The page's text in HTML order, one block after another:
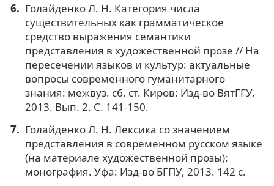
Голайденко Л. Н. Категория числа
существительных как грамматическое
средство выражения семантики
представления в художественной прозе // На
пересечении языков и культур: актуальные
вопросы современного гуманитарного
знания: межвуз. сб. ст. Киров: Изд-во ВятГГУ,
2013. Вып. 2. С. 141-150.
Голайденко Л. Н. Лексика со значением
представления в современном русском языке
(на материале художественной прозы):
монография. Уфа: Изд-во БГПУ, 2013. 142 с.